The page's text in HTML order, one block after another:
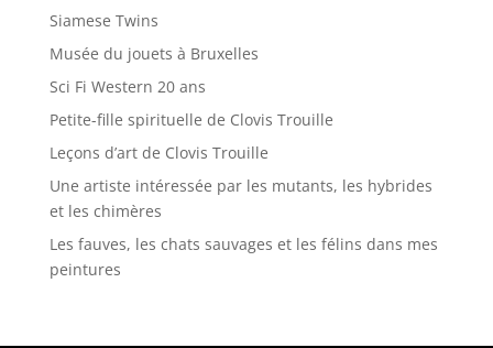
Siamese Twins
Musée du jouets à Bruxelles
Sci Fi Western 20 ans
Petite-fille spirituelle de Clovis Trouille
Leçons d’art de Clovis Trouille
Une artiste intéressée par les mutants, les hybrides
et les chimères
Les fauves, les chats sauvages et les félins dans mes
peintures